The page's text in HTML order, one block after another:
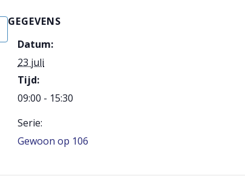
GEGEVENS
Datum:
23 juli
Tijd:
09:00 - 15:30
Serie:
Gewoon op 106